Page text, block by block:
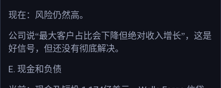
现在：风险仍然高。
公司说“最大客户占比会下降但绝对收入增长”，这是
好信号，但还没有彻底解决。
E. 现金和负债